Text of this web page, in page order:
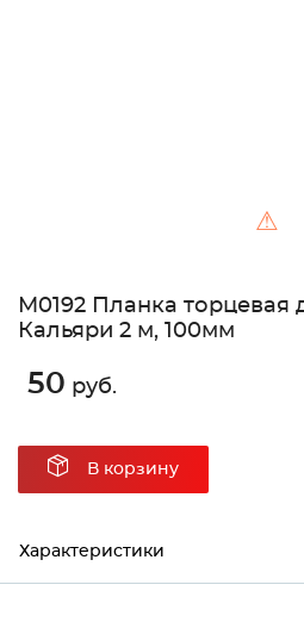
⚠
М0192 Планка торцевая
Кальяри 2 м, 100мм
50 руб.
В корзину
Характеристики